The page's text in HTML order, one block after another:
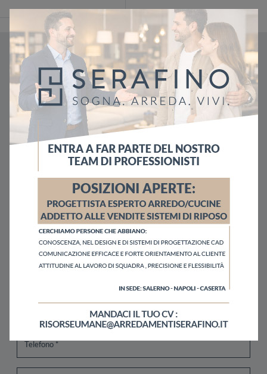
Richiedi subito una nostra
Consulenza
Prenota il tuo appuntamento attraverso il modulo
qui a lato.
Ci troveremo presso uno dei nostri showroom dove ci
esporrai la tua idea.
Inizieremo così a sviluppare le basi per il tuo nuovo
progetto.